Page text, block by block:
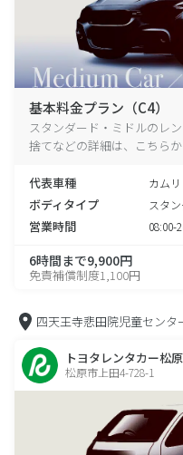
基本料金プラン（C4）
スタンダード・ミドルのレ
捨てなどの詳細は、こちら
代表車種 カム
ボディタイプ スタ
営業時間 08:00-
6時間まで9,900円
免責補償制度1,100円
四天王寺悲田院児童センタ
トヨタレンタカー松原
松原市上田4-728-1